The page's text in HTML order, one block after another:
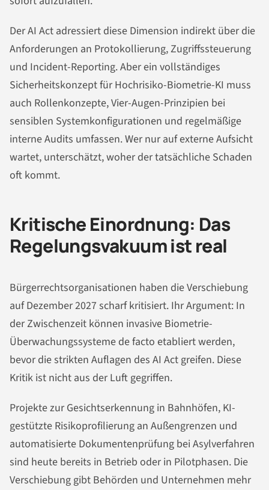
Der AI Act adressiert diese Dimension indirekt über die
Anforderungen an Protokollierung, Zugriffssteuerung
und Incident-Reporting. Aber ein vollständiges
Sicherheitskonzept für Hochrisiko-Biometrie-KI muss
auch Rollenkonzepte, Vier-Augen-Prinzipien bei
sensiblen Systemkonfigurationen und regelmäßige
interne Audits umfassen. Wer nur auf externe Aufsicht
wartet, unterschätzt, woher der tatsächliche Schaden
oft kommt.
Kritische Einordnung: Das
Regelungsvakuum ist real
Bürgerrechtsorganisationen haben die Verschiebung
auf Dezember 2027 scharf kritisiert. Ihr Argument: In
der Zwischenzeit können invasive Biometrie-
Überwachungssysteme de facto etabliert werden,
bevor die strikten Auflagen des AI Act greifen. Diese
Kritik ist nicht aus der Luft gegriffen.
Projekte zur Gesichtserkennung in Bahnhöfen, KI-
gestützte Risikoprofilierung an Außengrenzen und
automatisierte Dokumentenprüfung bei Asylverfahren
sind heute bereits in Betrieb oder in Pilotphasen. Die
Verschiebung gibt Behörden und Unternehmen mehr